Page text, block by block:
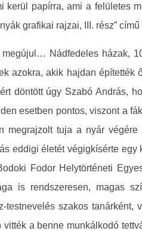
papírra, ami a felületes
grafikai rajzai, III. rész”
Nádfedeles házak,
azokra, akik hajdan építették
döntött úgy Szabó András,
esetben pontos, viszont a
tuja a nyár
eddigi életét végigkísérte
Fodor Helytörténeti
is rendszeresen, magas
szakos
a benne munkálkodó